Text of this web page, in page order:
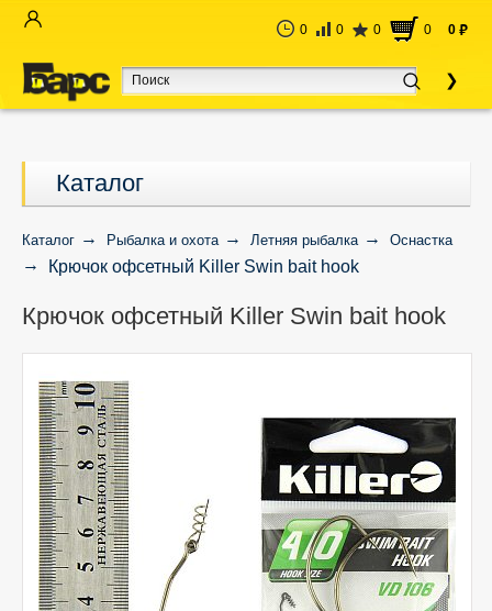
0 0 0 0 0 руб
Каталог
Каталог Рыбалка и охота Летняя рыбалка Оснастка
Крючок офсетный Killer Swin bait hook
Крючок офсетный Killer Swin bait hook